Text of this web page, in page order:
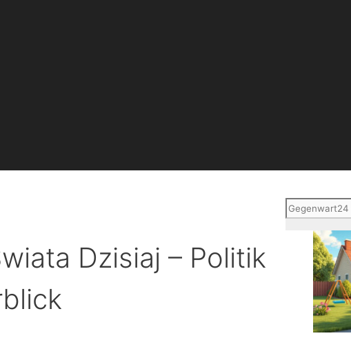
Dzisiaj – Politik
Suchen